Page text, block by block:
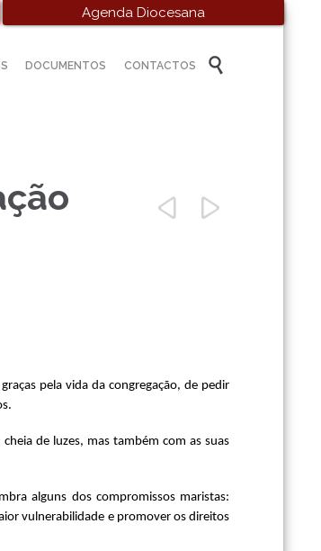
Agenda Diocesana
Skip
to
DOCUMENTOS CONTACTOS 
 
pela vida da congregação, de pedir
de luzes, mas também com as suas
alguns dos compromissos maristas:
vulnerabilidade e promover os direitos